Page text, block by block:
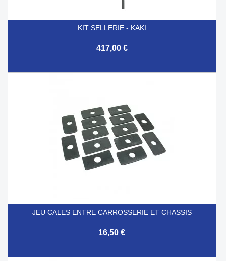
KIT SELLERIE - KAKI
417,00 €
JEU CALES ENTRE CARROSSERIE ET CHASSIS
16,50 €